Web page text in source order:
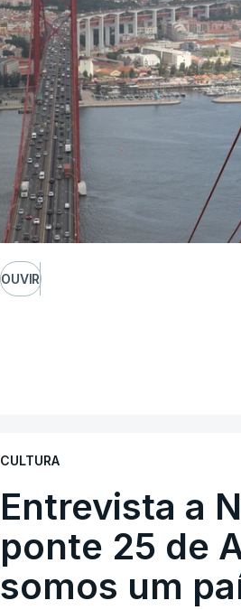
OUVIR
CULTURA
Entrevista a
ponte 25 de
somos um